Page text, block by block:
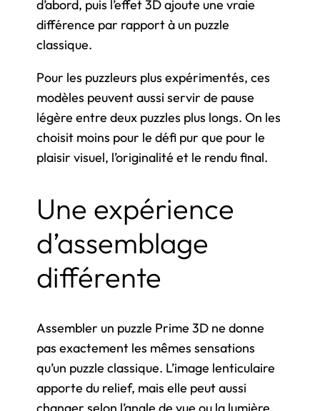
d’abord, puis l’effet 3D ajoute une vraie
différence par rapport à un puzzle
classique.
Pour les puzzleurs plus expérimentés, ces
modèles peuvent aussi servir de pause
légère entre deux puzzles plus longs. On les
choisit moins pour le défi pur que pour le
plaisir visuel, l’originalité et le rendu final.
Une expérience
d’assemblage
différente
Assembler un puzzle Prime 3D ne donne
pas exactement les mêmes sensations
qu’un puzzle classique. L’image lenticulaire
apporte du relief, mais elle peut aussi
changer selon l’angle de vue ou la lumière.